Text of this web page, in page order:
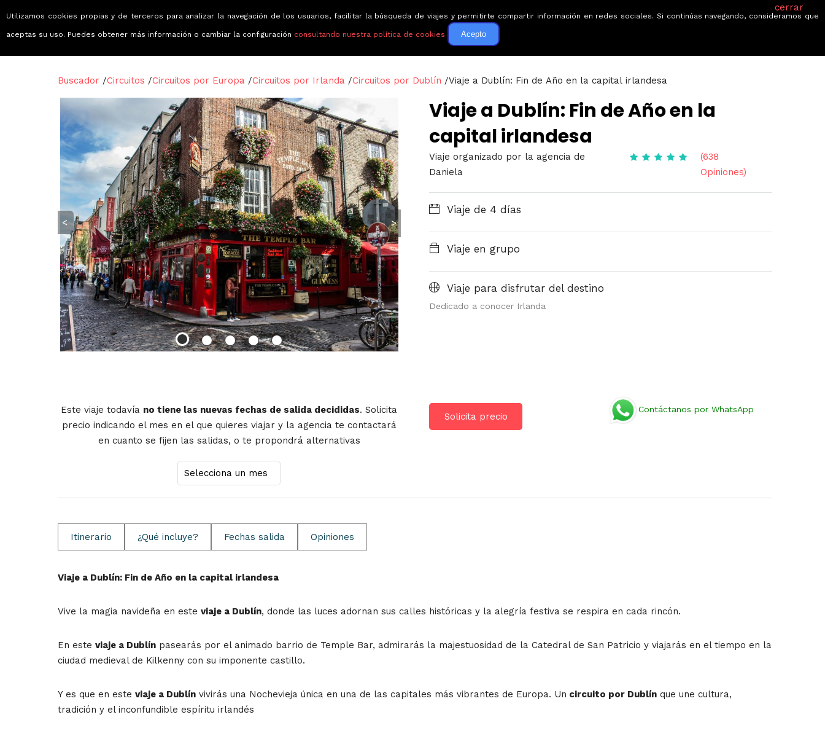
Circuitos Guías de viaje Ofertas Blog Quiénes somos
Buscador /Circuitos /Circuitos por Europa /Circuitos por Irlanda /Circuitos por Dublín /Viaje a Dublín: Fin de Año en la capital irlandesa
< >
Viaje a Dublín: Fin de Año en la
capital irlandesa
Viaje organizado por la agencia de
Daniela
(638
Opiniones)
Viaje de 4 días
Viaje en grupo
Viaje para disfrutar del destino
Dedicado a conocer Irlanda
Este viaje todavía no tiene las nuevas fechas de salida decididas. Solicita
precio indicando el mes en el que quieres viajar y la agencia te contactará
en cuanto se fijen las salidas, o te propondrá alternativas
Solicita precio
Contáctanos por WhatsApp
Itinerario ¿Qué incluye? Fechas salida Opiniones
Viaje a Dublín: Fin de Año en la capital irlandesa
Vive la magia navideña en este viaje a Dublín, donde las luces adornan sus calles históricas y la alegría festiva se respira en cada rincón.
En este viaje a Dublín pasearás por el animado barrio de Temple Bar, admirarás la majestuosidad de la Catedral de San Patricio y viajarás en el tiempo en la
ciudad medieval de Kilkenny con su imponente castillo.
Y es que en este viaje a Dublín vivirás una Nochevieja única en una de las capitales más vibrantes de Europa. Un circuito por Dublín que une cultura,
tradición y el inconfundible espíritu irlandés
cerrar
Utilizamos cookies propias y de terceros para analizar la navegación de los usuarios, facilitar la búsqueda de viajes y permitirte compartir información en redes sociales. Si continúas navegando, consideramos que
aceptas su uso. Puedes obtener más información o cambiar la configuración consultando nuestra política de cookies Acepto